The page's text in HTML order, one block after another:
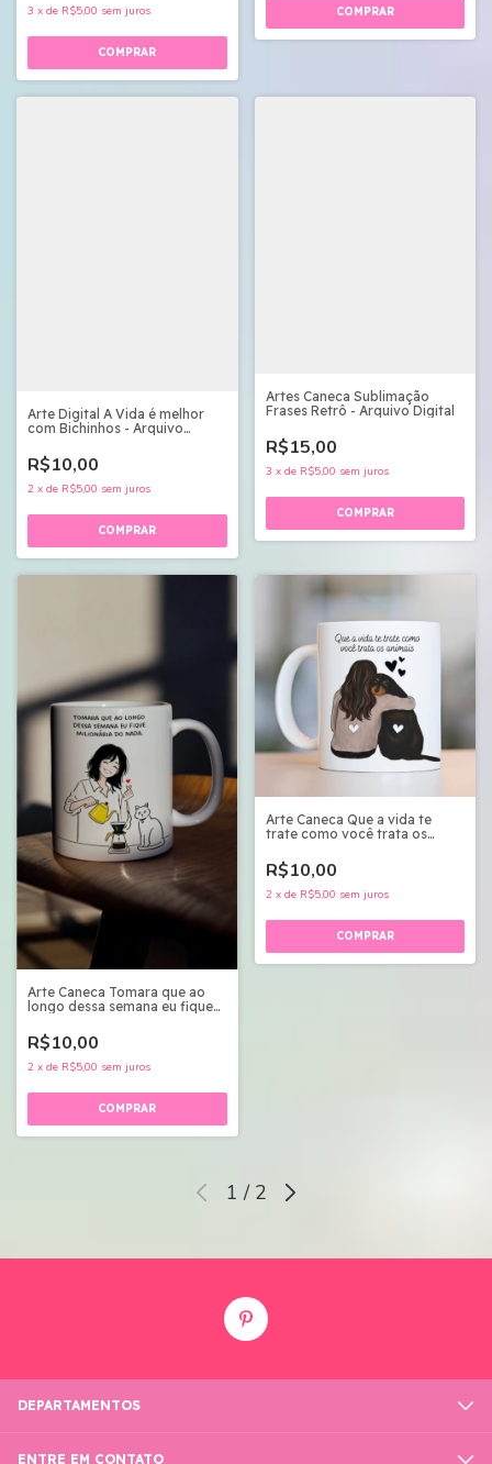
3 x de R$5,00 sem juros
Arte Digital A Vida é melhor
com Bichinhos - Arquivo
R$10,00
2 x de R$5,00 sem juros
Artes Caneca Sublimação
Frases Retrô - Arquivo Digital
R$15,00
3 x de R$5,00 sem juros
Arte Caneca Tomara que ao
longo dessa semana eu fique
R$10,00
2 x de R$5,00 sem juros
Arte Caneca Que a vida te
trate como você trata os
R$10,00
2 x de R$5,00 sem juros
1 / 2
DEPARTAMENTOS
ENTRE EM CONTATO